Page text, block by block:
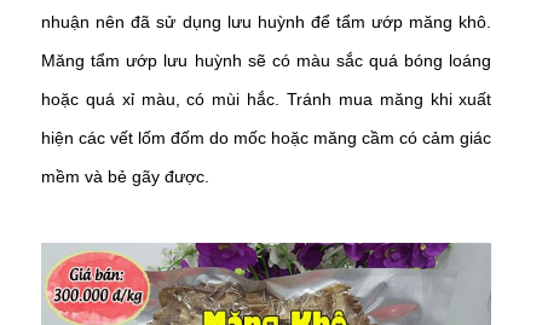
nhuận nên đã sử dụng lưu huỳnh để tẩm ướp măng khô.
Măng tẩm ướp lưu huỳnh sẽ có màu sắc quá bóng loáng
hoặc quá xỉ màu, có mùi hắc. Tránh mua măng khi xuất
hiện các vết lốm đốm do mốc hoặc măng cầm có cảm giác
mềm và bẻ gãy được.